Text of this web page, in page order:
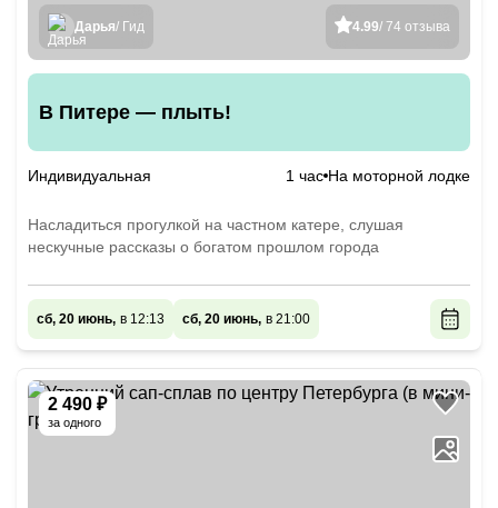
4.99/ 74 отзыва
Дарья/ Гид
В Питере — плыть!
Индивидуальная 1 час На моторной лодке
Насладиться прогулкой на частном катере, слушая
нескучные рассказы о богатом прошлом города
сб, 20 июнь, в 12:13 сб, 20 июнь, в 21:00
2 490 ₽
за одного